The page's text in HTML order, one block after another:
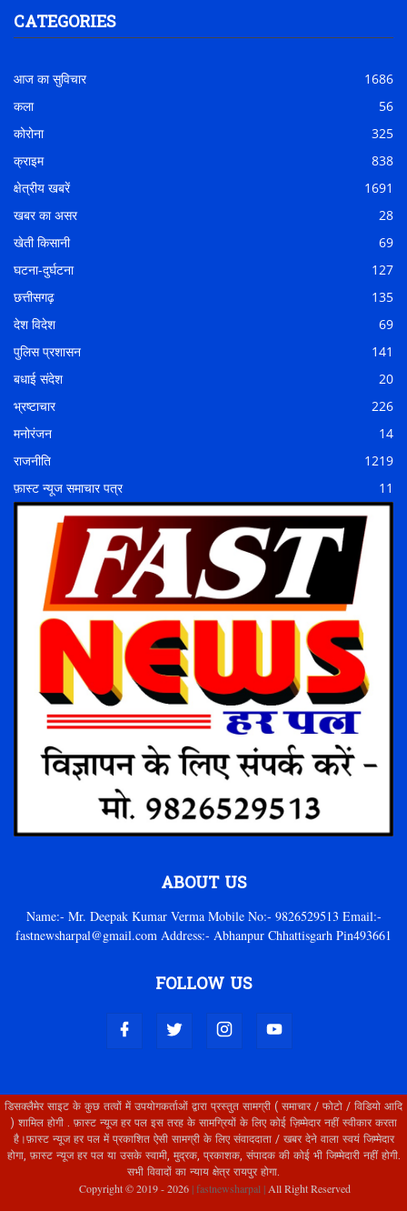
CATEGORIES
आज का सुविचार
1686
कला
56
कोरोना
325
क्राइम
838
क्षेत्रीय खबरें
1691
खबर का असर
28
खेती किसानी
69
घटना-दुर्घटना
127
छत्तीसगढ़
135
देश विदेश
69
पुलिस प्रशासन
141
बधाई संदेश
20
भ्रष्टाचार
226
मनोरंजन
14
राजनीति
1219
फ़ास्ट न्यूज समाचार पत्र
11
ABOUT US
Name:- Mr. Deepak Kumar Verma Mobile No:- 9826529513 Email:-
fastnewsharpal@gmail.com Address:- Abhanpur Chhattisgarh Pin493661
FOLLOW US
डिसक्लैमेर साइट के कुछ तत्वों में उपयोगकर्ताओं द्वारा प्रस्तुत सामग्री ( समाचार / फोटो / विडियो आदि
) शामिल होगी . फ़ास्ट न्यूज हर पल इस तरह के सामग्रियों के लिए कोई ज़िम्मेदार नहीं स्वीकार करता
है।फ़ास्ट न्यूज हर पल में प्रकाशित ऐसी सामग्री के लिए संवाददाता / खबर देने वाला स्वयं जिम्मेदार
होगा, फ़ास्ट न्यूज हर पल या उसके स्वामी, मुद्रक, प्रकाशक, संपादक की कोई भी जिम्मेदारी नहीं होगी.
सभी विवादों का न्याय क्षेत्र रायपुर होगा.
Copyright © 2019 -2026| fastnewsharpal |All Right Reserved